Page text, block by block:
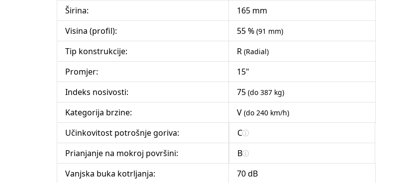
Širina:
165 mm
Visina (profil):
55 % (91 mm)
Tip konstrukcije: R (Radial)
Promjer:
15"
Indeks nosivosti:
75 (do 387 kg)
Kategorija brzine: V (do 240 km/h)
Učinkovitost potrošnje goriva:
C
Prianjanje na mokroj površini:
B
Vanjska buka kotrljanja:
70 dB